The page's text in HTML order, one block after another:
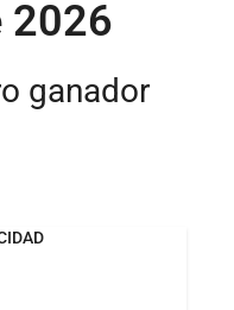
2026
ganador